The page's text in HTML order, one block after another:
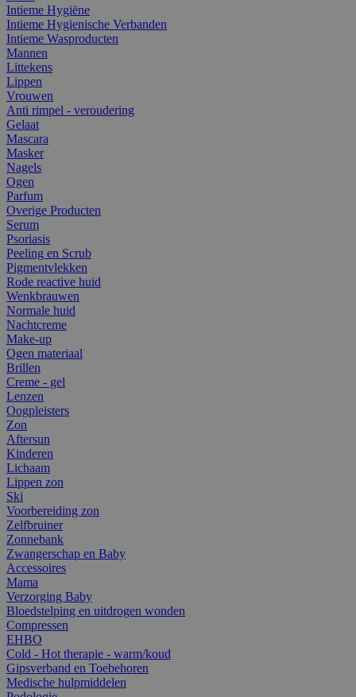
Intieme Hygiëne
Intieme Hygienische Verbanden
Intieme Wasproducten
Mannen
Littekens
Lippen
Vrouwen
Anti rimpel - veroudering
Gelaat
Mascara
Masker
Nagels
Ogen
Parfum
Overige Producten
Serum
Psoriasis
Peeling en Scrub
Pigmentvlekken
Rode reactive huid
Wenkbrauwen
Normale huid
Nachtcreme
Make-up
Ogen materiaal
Brillen
Creme - gel
Lenzen
Oogpleisters
Zon
Aftersun
Kinderen
Lichaam
Lippen zon
Ski
Voorbereiding zon
Zelfbruiner
Zonnebank
Zwangerschap en Baby
Accessoires
Mama
Verzorging Baby
Bloedstelping en uitdrogen wonden
Compressen
EHBO
Cold - Hot therapie - warm/koud
Gipsverband en Toebehoren
Medische hulpmiddelen